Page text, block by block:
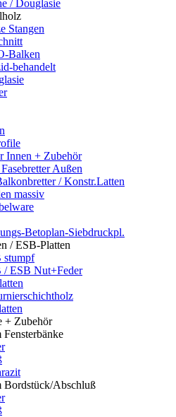
/ Douglasie
Stangen
Balken
behandelt
Innen + Zubehör
Außen
/ Konstr.Latten
massiv
Betoplan-Siebdruckpl.
/ ESB-Platten
stumpf
/ ESB Nut+Feder
+ Zubehör
Bordstück/Abschluß